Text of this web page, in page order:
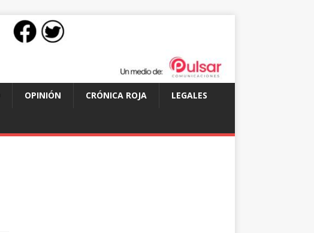
OPINIÓN CRÓNICA ROJA LEGALES